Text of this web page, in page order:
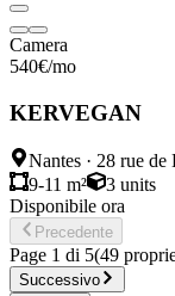
Camera
540€/mo
KERVEGAN
Nantes · 28 rue de
9-11 m²
3 units
Disponibile ora
Precedente
Page 1 di 5(49
Successivo